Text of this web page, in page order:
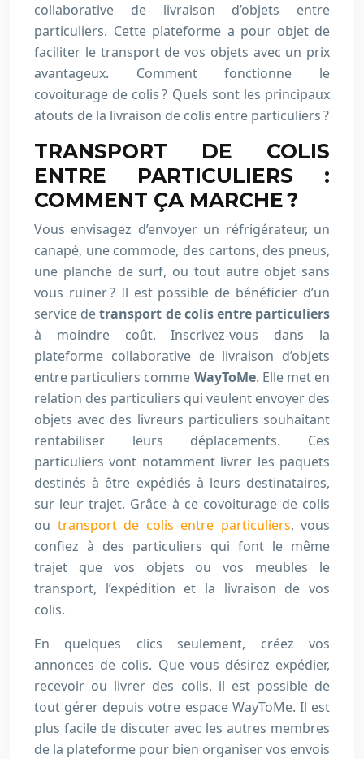
collaborative de livraison d’objets entre
particuliers. Cette plateforme a pour objet de
faciliter le transport de vos objets avec un prix
avantageux. Comment fonctionne le
covoiturage de colis ? Quels sont les principaux
atouts de la livraison de colis entre particuliers ?
TRANSPORT DE COLIS
ENTRE PARTICULIERS :
COMMENT ÇA MARCHE ?
Vous envisagez d’envoyer un réfrigérateur, un
canapé, une commode, des cartons, des pneus,
une planche de surf, ou tout autre objet sans
vous ruiner ? Il est possible de bénéficier d’un
service detransport de colis entre particuliers
à moindre coût. Inscrivez-vous dans la
plateforme collaborative de livraison d’objets
entre particuliers comme WayToMe. Elle met en
relation des particuliers qui veulent envoyer des
objets avec des livreurs particuliers souhaitant
rentabiliser leurs déplacements. Ces
particuliers vont notamment livrer les paquets
destinés à être expédiés à leurs destinataires,
sur leur trajet. Grâce à ce covoiturage de colis
ou transport de colis entre particuliers, vous
confiez à des particuliers qui font le même
trajet que vos objets ou vos meubles le
transport, l’expédition et la livraison de vos
colis.
En quelques clics seulement, créez vos
annonces de colis. Que vous désirez expédier,
recevoir ou livrer des colis, il est possible de
tout gérer depuis votre espace WayToMe. Il est
plus facile de discuter avec les autres membres
de la plateforme pour bien organiser vos envois